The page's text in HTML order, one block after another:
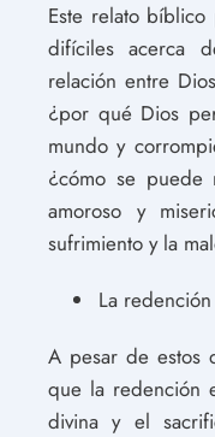
Este relato
difíciles acerca
relación entre
¿por qué Dios
mundo y
¿cómo se
amoroso y
sufrimiento y la
La
A pesar de estos
que la redención
divina y el